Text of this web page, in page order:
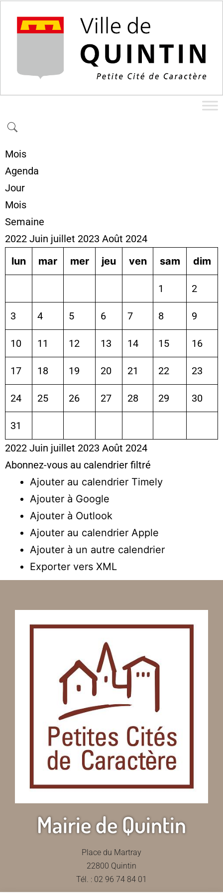
Mois
Agenda
Jour
Mois
Semaine
2022 Juin juillet 2023 Août 2024
lun
mar mer jeu ven sam dim
1 2
3 4 5 6 7 8 9
10 11 12 13 14 15 16
17 18 19 20 21 22 23
24 25 26 27 28 29 30
31
2022 Juin juillet 2023 Août 2024
Abonnez-vous au calendrier filtré
Ajouter au calendrier Timely
Ajouter à Google
Ajouter à Outlook
Ajouter au calendrier Apple
Ajouter à un autre calendrier
Exporter vers XML
Mairie de Quintin
Place du Martray
22800 Quintin
Tél. : 02 96 74 84 01